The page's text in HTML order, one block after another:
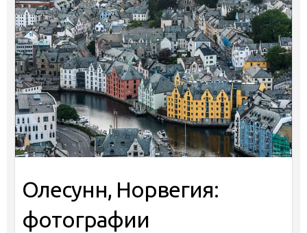
Олесунн, Норвегия:
фотографии